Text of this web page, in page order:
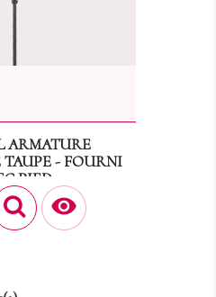
ARMATURE
- FOURNI
PIED
€ 